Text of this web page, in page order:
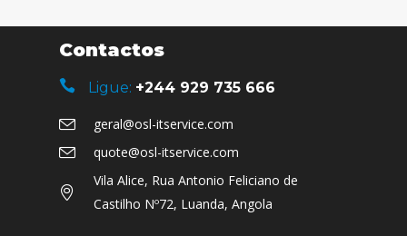
Contactos
Ligue: +244 929 735 666
geral@osl-itservice.com
quote@osl-itservice.com
Vila Alice, Rua Antonio Feliciano de
Castilho Nº72, Luanda, Angola